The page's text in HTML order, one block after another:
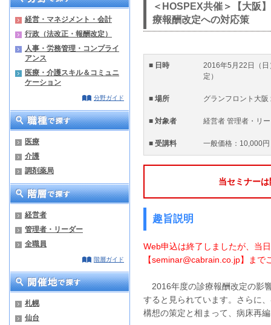
経営・マネジメント・会計
行政（法改正・報酬改定）
人事・労務管理・コンプライ
アンス
医療・介護スキル＆コミュニ
ケーション
分野ガイド
医療
介護
調剤薬局
経営者
管理者・リーダー
全職員
階層ガイド
札幌
仙台
＜HOSPEX共催＞【大阪
療報酬改定への対応策
■ 日時
2016年5月22日（
定）
■ 場所 グランフロント大
■ 対象者 経営者 管理者・リ
■ 受講料 一般価格：10,000
当セミナー
趣旨説明
Web申込は終了しましたが、当
【seminar@cabrain.co.jp】まで
2016年度の診療報酬改定の影
すると見られています。さらに
構想の策定と相まって、病床再